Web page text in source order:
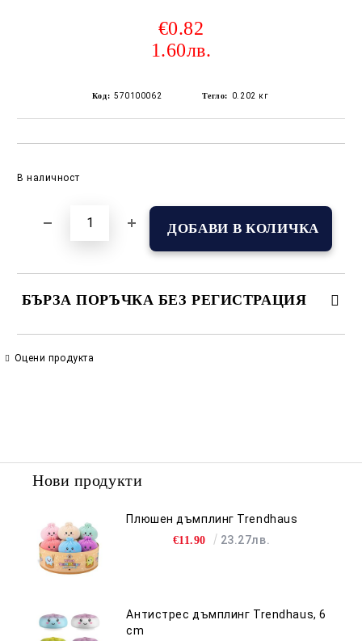
€0.82
1.60лв.
Код: 570100062 Тегло: 0.202 кг
В наличност
БЪРЗА ПОРЪЧКА БЕЗ РЕГИСТРАЦИЯ
Оцени продукта
Нови продукти
Плюшен дъмплинг Trendhaus
€11.90 23.27лв.
Антистрес дъмплинг Trendhaus, 6
cm